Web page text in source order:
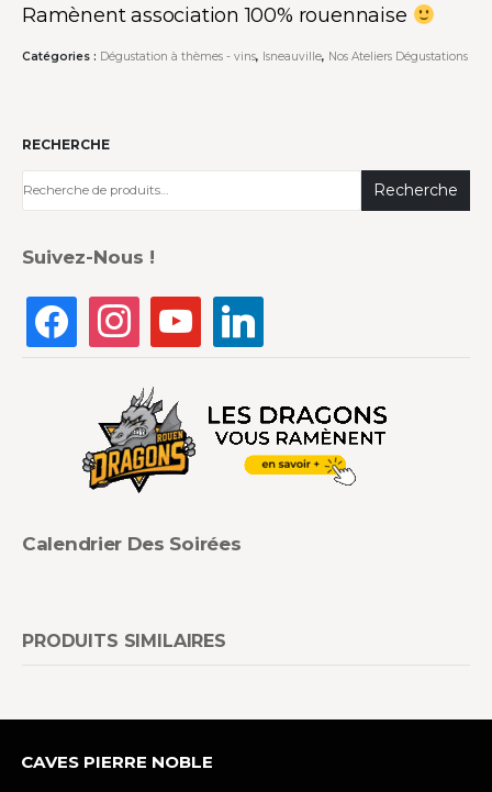
Ramènentassociation 100% rouennaise
Catégories : Dégustation à thèmes - vins, Isneauville, Nos Ateliers Dégustations
RECHERCHE
Recherche
Suivez-Nous !
Calendrier Des Soirées
PRODUITS SIMILAIRES
CAVES PIERRE NOBLE